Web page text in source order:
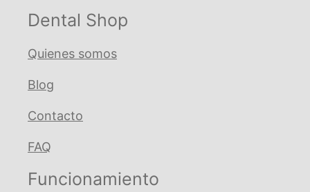
Dental Shop
Quienes somos
Blog
Contacto
FAQ
Funcionamiento